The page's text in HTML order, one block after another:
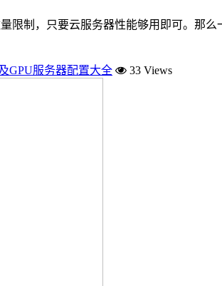
限制，只要云服务器性能够用即可。那
GPU服务器配置大全 33 Views